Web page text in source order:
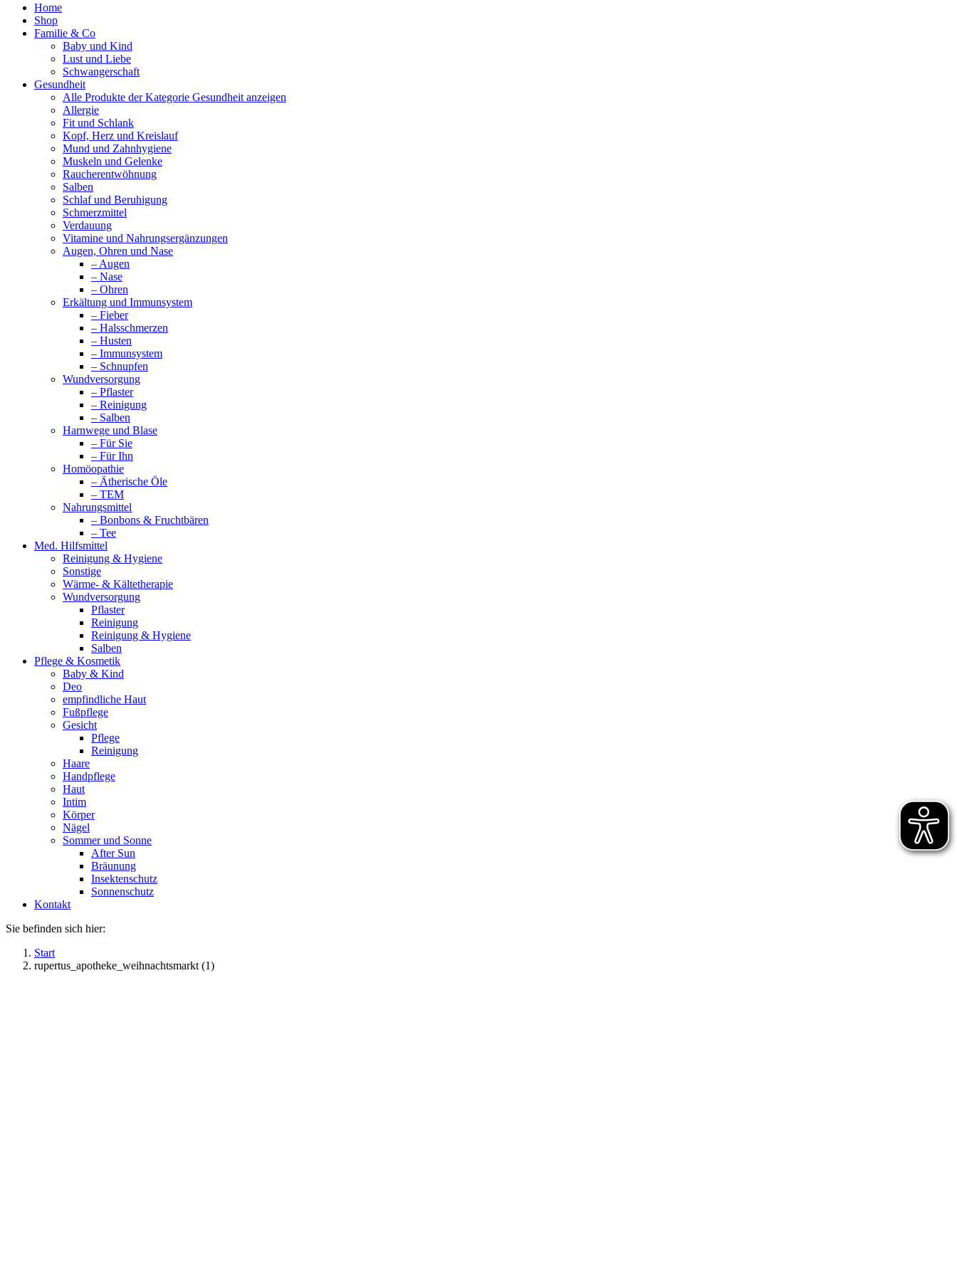
Home
Shop
Familie & Co
Baby und Kind
Lust und Liebe
Schwangerschaft
Gesundheit
Alle Produkte der Kategorie Gesundheit anzeigen
Allergie
Fit und Schlank
Kopf, Herz und Kreislauf
Mund und Zahnhygiene
Muskeln und Gelenke
Raucherentwöhnung
Salben
Schlaf und Beruhigung
Schmerzmittel
Verdauung
Vitamine und Nahrungsergänzungen
Augen, Ohren und Nase
– Augen
– Nase
– Ohren
Erkältung und Immunsystem
– Fieber
– Halsschmerzen
– Husten
– Immunsystem
– Schnupfen
Wundversorgung
– Pflaster
– Reinigung
– Salben
Harnwege und Blase
– Für Sie
– Für Ihn
Homöopathie
– Ätherische Öle
– TEM
Nahrungsmittel
– Bonbons & Fruchtbären
– Tee
Med. Hilfsmittel
Reinigung & Hygiene
Sonstige
Wärme- & Kältetherapie
Wundversorgung
Pflaster
Reinigung
Reinigung & Hygiene
Salben
Pflege & Kosmetik
Baby & Kind
Deo
empfindliche Haut
Fußpflege
Gesicht
Pflege
Reinigung
Haare
Handpflege
Haut
Intim
Körper
Nägel
Sommer und Sonne
After Sun
Bräunung
Insektenschutz
Sonnenschutz
Kontakt
Sie befinden sich hier:
Start
rupertus_apotheke_weihnachtsmarkt (1)